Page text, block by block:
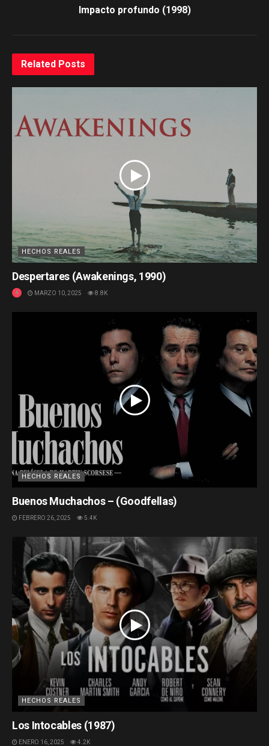
Impacto profundo (1998)
Related Posts
HECHOS REALES
Despertares (Awakenings, 1990)
MARZO 10, 2025 8.8K
HECHOS REALES
Buenos Muchachos – (Goodfellas)
FEBRERO 26, 2025 5.4K
HECHOS REALES
Los Intocables (1987)
ENERO 16, 2025 4.2K